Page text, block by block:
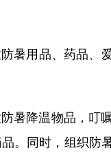
用品、药品、
降温物品，叮
。同时，组织防